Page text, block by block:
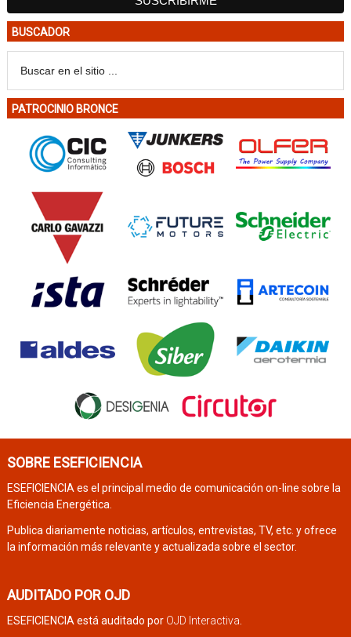
BUSCADOR
PATROCINIO BRONCE
SOBRE ESEFICIENCIA
ESEFICIENCIA es el principal medio de comunicación on-line sobre la
Eficiencia Energética.
Publica diariamente noticias, artículos, entrevistas, TV, etc. y ofrece
la información más relevante y actualizada sobre el sector.
AUDITADO POR OJD
ESEFICIENCIA está auditado por OJD Interactiva.